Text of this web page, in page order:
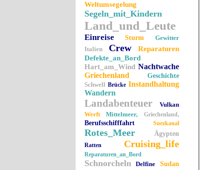
Weltumsegelung
Segeln_mit_Kindern
Land_und_Leute
Einreise Sturm
Gewitter
Italien
Crew
Reparaturen
Defekte_an_Bord
Hart_am_Wind Nachtwache
Griechenland
Geschichte
Schwell Brücke Instandhaltung
Wandern
Landabenteuer
Vulkan
Werft
Mittelmeer, Griechenland,
Berufsschifffahrt Suezkanal
Rotes_Meer Ägypten
Ratten Cruising_life
Reparaturen_an_Bord
Schnorcheln Delfine
Sudan